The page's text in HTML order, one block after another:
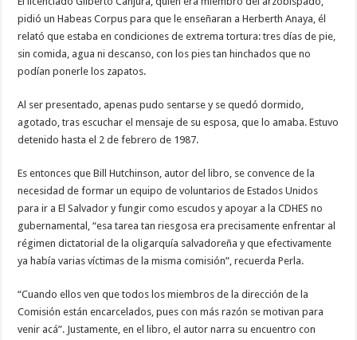
pidió un Habeas Corpus para que le enseñaran a Herberth Anaya, él
relató que estaba en condiciones de extrema tortura: tres días de pie,
sin comida, agua ni descanso, con los pies tan hinchados que no
podían ponerle los zapatos.
Al ser presentado, apenas pudo sentarse y se quedó dormido,
agotado, tras escuchar el mensaje de su esposa, que lo amaba. Estuvo
detenido hasta el 2 de febrero de 1987.
Es entonces que Bill Hutchinson, autor del libro, se convence de la
necesidad de formar un equipo de voluntarios de Estados Unidos
para ir a El Salvador y fungir como escudos y apoyar a la CDHES no
gubernamental, “esa tarea tan riesgosa era precisamente enfrentar al
régimen dictatorial de la oligarquía salvadoreña y que efectivamente
ya había varias víctimas de la misma comisión”, recuerda Perla.
“Cuando ellos ven que todos los miembros de la dirección de la
Comisión están encarcelados, pues con más razón se motivan para
venir acá”. Justamente, en el libro, el autor narra su encuentro con